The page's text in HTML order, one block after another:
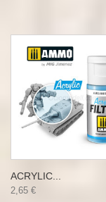
ACRYLIC...
2,65 €